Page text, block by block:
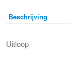
Beschrijving
Uitloop